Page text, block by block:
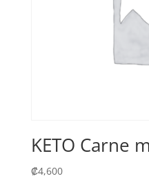
KETO Carne
₡4,600